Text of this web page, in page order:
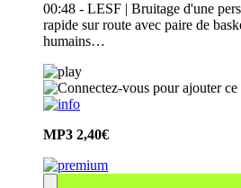
00:48 - LESF | Bruitage d'une
rapide sur route avec paire de
humains…
MP3 2,40€